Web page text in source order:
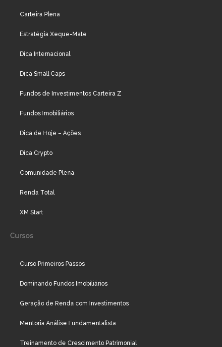
Carteira Plena
Estratégia Xeque-Mate
Dica Internacional
Dica Small Caps
Fundos de Investimentos Carteira Z
Fundos Imobiliários
Dica de Hoje – Ações
Dica Crypto
Comunidade Plena
Renda Total
XM Start
Cursos
Curso Primeiros Passos
Dominando Fundos Imobiliários
Geração de Renda com Investimentos
Mentoria Análise Fundamentalista
Treinamento de Crescimento Patrimonial